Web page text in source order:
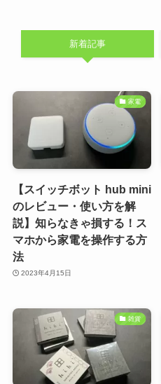
新着記事
家電
【スイッチボット hub mini
のレビュー・使い方を解
説】知らなきゃ損する！ス
マホから家電を操作する方
法
2023年4月15日
雑貨